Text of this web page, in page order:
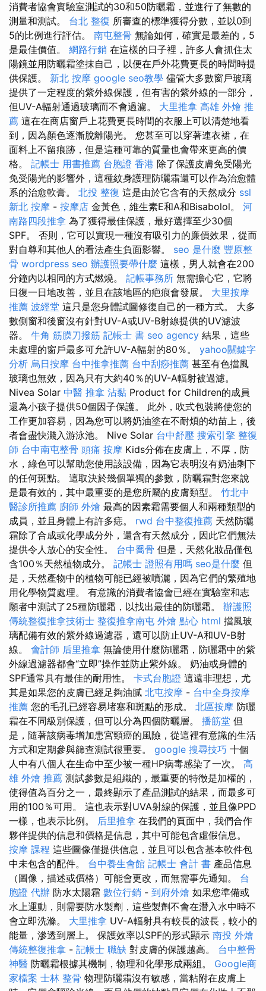
消費者協會實驗室測試的30和50防曬霜，並進行了無數的
測量和測試。 台北 整復 所審查的標準獲得分數，並以0到
5的比例進行評估。 南屯整骨 無論如何，確實是最差的，5
是最佳價值。 網路行銷 在這樣的日子裡，許多人會抓住太
陽鏡並用防曬霜塗抹自己，以便在戶外花費更長的時間時提
供保護。 新北 按摩 google seo教學 儘管大多數窗戶玻璃
提供了一定程度的紫外線保護，但有害的紫外線的一部分，
但UV-A輻射通過玻璃而不會過濾。 大里推拿 高雄 外燴 推
薦 這在在商店窗戶上花費更長時間的衣服上可以清楚地看
到，因為顏色逐漸脫離陽光。 您甚至可以穿著連衣裙，在
面料上不留痕跡，但是這種可靠的質量也會帶來更高的價
格。 記帳士 用書推薦 台胞證 香港 除了保護皮膚免受陽光
免受陽光的影響外，這種紋身護理防曬霜還可以作為治愈體
系的治愈軟膏。 北投 整復 這是由於它含有的天然成分 ssl
新北 按摩 - 按摩店 金黃色，維生素E和A和Bisabolol。 河
南路四段推拿 為了獲得最佳保護，最好選擇至少30個
SPF。 否則，它可以實現一種沒有吸引力的廉價效果，從而
對自尊和其他人的看法產生負面影響。 seo 是什麼 豐原整
骨 wordpress seo 辦護照要帶什麼 這樣，男人就會在200
分鐘內以相同的方式燃燒。 記帳事務所 無需擔心它，它將
日復一日地改善，並且在該地區的疤痕會發展。 大里按摩
推薦 波經堂 這只是您身體試圖修復自己的一種方式。 大多
數側窗和後窗沒有針對UV-A或UV-B射線提供的UV濾波
器。 牛角 筋膜刀撥筋 記帳士 書 seo agency 結果，這些
未處理的窗戶最多可允許UV-A輻射的80％。 yahoo關鍵字
分析 烏日按摩 台中推拿推薦 台中刮痧推薦 甚至有色擋風
玻璃也無效，因為只有大約40％的UV-A輻射被過濾。
Nivea Solar 中醫 推拿 沾黏 Product for Children的成員
還為小孩子提供50個因子保護。 此外，吹式包裝將使您的
工作更加容易，因為您可以將奶油塗在不耐煩的幼苗上，後
者會盡快濺入游泳池。 Nive Solar 台中舒壓 搜索引擎 整復
師 台中南屯整骨 頭痛 按摩 Kids分佈在皮膚上，不厚，防
水，綠色可以幫助您使用該設備，因為它表明沒有奶油剩下
的任何斑點。 這取決於幾個單獨的參數，防曬霜對您來說
是最有效的，其中最重要的是您所屬的皮膚類型。 竹北中
醫診所推薦 廚師 外燴 最高的因素霜需要個人和兩種類型的
成員，並且身體上有許多痣。 rwd 台中整復推薦 天然防曬
霜除了合成或化學成分外，還含有天然成分，因此它們無法
提供令人放心的安全性。 台中喬骨 但是，天然化妝品僅包
含100％天然植物成分。 記帳士 證照有用嗎 seo是什麼 但
是，天然產物中的植物可能已經被噴灑，因為它們的繁殖地
用化學物質處理。 有意識的消費者協會已經在實驗室和志
願者中測試了25種防曬霜，以找出最佳的防曬霜。 辦護照
傳統整復推拿技術士 整復推拿南屯 外燴 點心 html 擋風玻
璃配備有效的紫外線過濾器，還可以防止UV-A和UV-B射
線。 會計師 后里推拿 無論使用什麼防曬霜，防曬霜中的紫
外線過濾器都會“立即”操作並防止紫外線。 奶油或身體的
SPF通常具有最佳的耐用性。 卡式台胞證 這遠非理想，尤
其是如果您的皮膚已經足夠油膩 北屯按摩 - 台中全身按摩
推薦 您的毛孔已經容易堵塞和斑點的形成。 北區按摩 防曬
霜在不同級別保護，但可以分為四個防曬層。 播筋堂 但
是，隨著該病毒增加患宮頸癌的風險，從這裡有意識的生活
方式和定期參與篩查測試很重要。 google 搜尋技巧 十個
人中有八個人在生命中至少被一種HP病毒感染了一次。 高
雄 外燴 推薦 測試參數是組織的，最重要的特徵是加權的，
使得值為百分之一，最終顯示了產品測試的結果，而最多可
用的100％可用。 這也表示對UVA射線的保護，並且像PPD
一樣，也表示比例。 后里推拿 在我們的頁面中，我們合作
夥伴提供的信息和價格是信息，其中可能包含虛假信息。
按摩 課程 這些圖像僅提供信息，並且可以包含基本軟件包
中未包含的配件。 台中養生會館 記帳士 會計 書 產品信息
（圖像，描述或價格）可能會更改，而無需事先通知。 台
胞證 代辦 防水太陽霜 數位行銷 - 到府外燴 如果您準備或
水上運動，則需要防水製劑，這些製劑不會在潛入水中時不
會立即洗滌。 大里推拿 UV-A輻射具有較長的波長，較小的
能量，滲透到層上。 保護效率以SPF的形式顯示 南投 外燴
傳統整復推拿 - 記帳士 職缺 對皮膚的保護越高。 台中整骨
神醫 防曬霜根據其機制，物理和化學形成兩組。 Google商
家檔案 士林 整骨 物理防曬霜沒有敏感，當粘附在皮膚上